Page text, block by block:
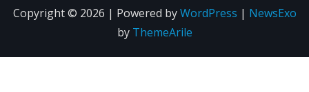
Copyright © 2026 | Powered byWordPress | NewsExo
by ThemeArile